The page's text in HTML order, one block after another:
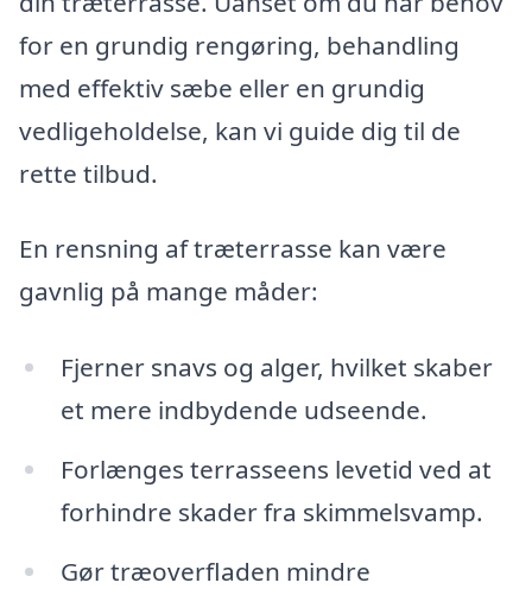
for en grundig rengøring, behandling
med effektiv sæbe eller en grundig
vedligeholdelse, kan vi guide dig til de
rette tilbud.
En rensning af træterrasse kan være
gavnlig på mange måder:
Fjerner snavs og alger, hvilket skaber
et mere indbydende udseende.
Forlænges terrasseens levetid ved at
forhindre skader fra skimmelsvamp.
Gør træoverfladen mindre